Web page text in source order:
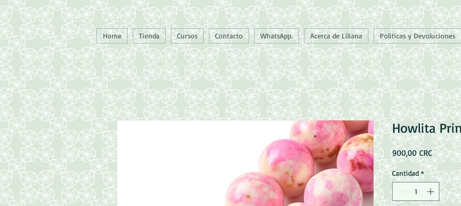
Home Tienda Cursos Contacto WhatsApp. Acerca de Liliana Politicas y Devoluciones
Howlita
900,00 CRCPrecio
Cantidad *